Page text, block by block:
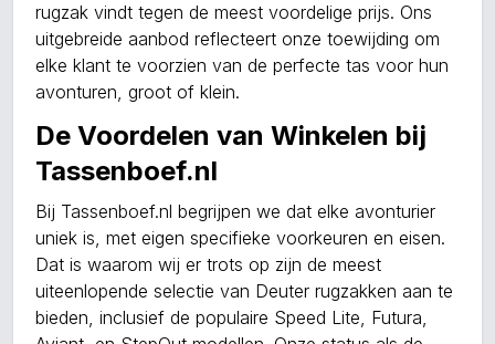
rugzak vindt tegen de meest voordelige prijs. Ons
uitgebreide aanbod reflecteert onze toewijding om
elke klant te voorzien van de perfecte tas voor hun
avonturen, groot of klein.
De Voordelen van Winkelen bij
Tassenboef.nl
Bij Tassenboef.nl begrijpen we dat elke avonturier
uniek is, met eigen specifieke voorkeuren en eisen.
Dat is waarom wij er trots op zijn de meest
uiteenlopende selectie van Deuter rugzakken aan te
bieden, inclusief de populaire Speed Lite, Futura,